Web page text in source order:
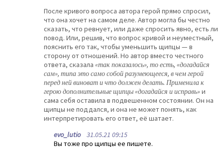
После кривого вопроса автора герой прямо спросил,
что она хочет на самом деле. Автор могла бы честно
сказать, что ревнует, или даже спросить явно, есть ли
повод. Или, решив, что вопрос кривой и неуместный,
пояснить его так, чтобы уменьшить щипцы — в
сторону от отношений. Но автор вместо честного
ответа, сказала «так показалось», то есть, «догадайся
сам», типа это само собой разумеющееся, в чем герой
перед ней виноват и что должен делать. Применила к
герою дополнительные щипцы «догадайся и исправь»и
сама себя оставила в подвешенном состоянии. Он на
щипцы не поддался, и она не может понять, как
интерпретировать его ответ, её шатает.
evo_lutio31.05.21 09:15
Вы тоже про щипцы ее пишете.